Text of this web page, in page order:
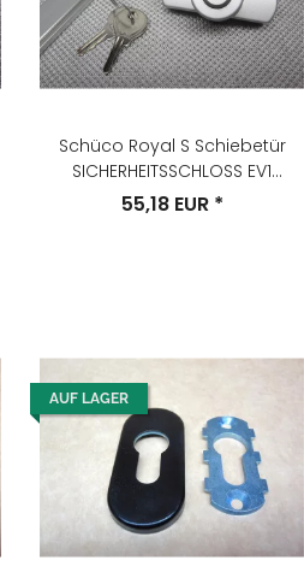
Schüco Royal S Schiebetür
SICHERHEITSSCHLOSS EV1
Schlüssel-Nr. 12123
55,18 EUR *
AUF LAGER